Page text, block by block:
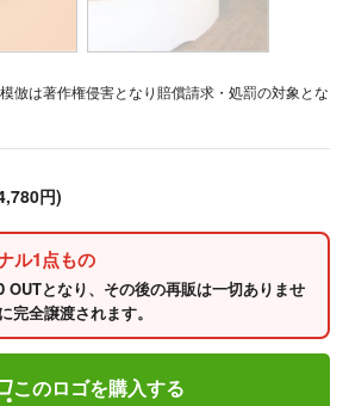
倣は著作権侵害となり賠償請求・処罰の対象とな
円)
ル1点もの
OUTとなり、その後の再販は一切ありませ
完全譲渡されます。
このロゴを購入する